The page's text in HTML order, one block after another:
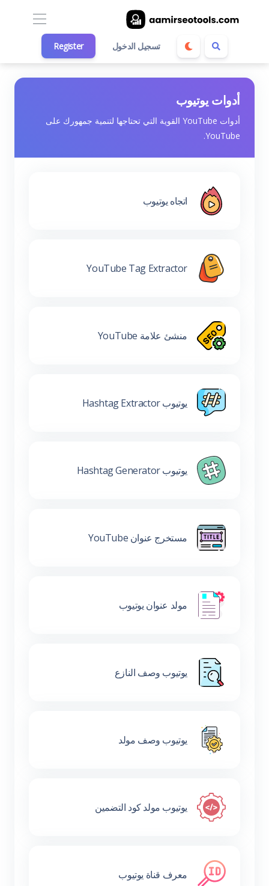
تسجيل الدخول Register
أدوات يوتيوب
أدوات YouTube القوية التي تحتاجها لتنمية جمهورك على
YouTube.
اتجاه يوتيوب
YouTube Tag Extractor
منشئ علامة YouTube
يوتيوب Hashtag Extractor
يوتيوب Hashtag Generator
مستخرج عنوان YouTube
مولد عنوان يوتيوب
يوتيوب وصف النازع
يوتيوب وصف مولد
يوتيوب مولد كود التضمين
معرف قناة يوتيوب